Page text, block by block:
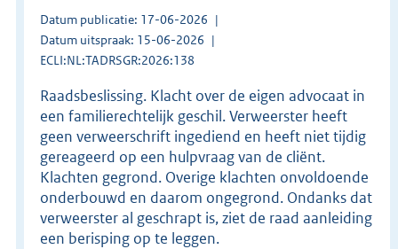
Datum publicatie: 17-06-2026
Datum uitspraak: 15-06-2026
ECLI:NL:TADRSGR:2026:138
Raadsbeslissing. Klacht over de eigen advocaat in
een familierechtelijk geschil. Verweerster heeft
geen verweerschrift ingediend en heeft niet tijdig
gereageerd op een hulpvraag van de cliënt.
Klachten gegrond. Overige klachten onvoldoende
onderbouwd en daarom ongegrond. Ondanks dat
verweerster al geschrapt is, ziet de raad aanleiding
een berisping op te leggen.